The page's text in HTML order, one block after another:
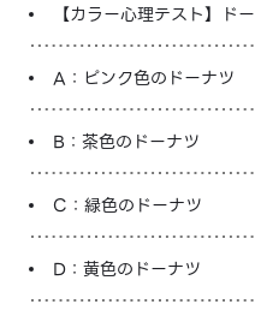
【カラー心理テスト】ド
色のドーナ
A：ピンク色のドーナツ
B：茶色のドーナツ
C：緑色のドーナツ
D：黄色のドーナツ